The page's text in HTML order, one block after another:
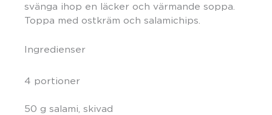
svänga ihop en läcker och värmande soppa.
Toppa med ostkräm och salamichips.
Ingredienser
4 portioner
50 g salami, skivad